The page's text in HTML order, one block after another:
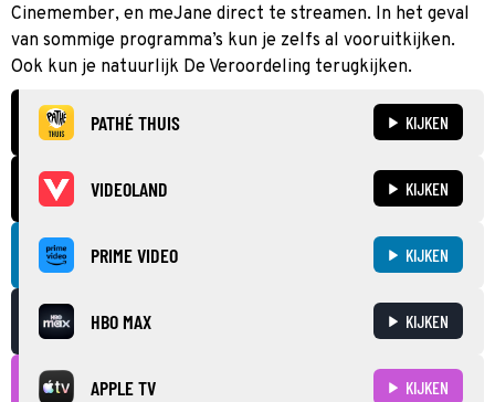
Cinemember, en meJane direct te streamen. In het geval
van sommige programma’s kun je zelfs al vooruitkijken.
Ook kun je natuurlijk De Veroordeling terugkijken.
PATHÉ THUIS KIJKEN
VIDEOLAND KIJKEN
PRIME VIDEO KIJKEN
HBO MAX KIJKEN
APPLE TV KIJKEN